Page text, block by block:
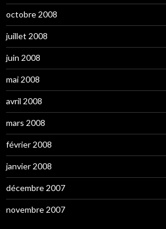
octobre 2008
juillet 2008
juin 2008
mai 2008
avril 2008
mars 2008
février 2008
janvier 2008
décembre 2007
novembre 2007